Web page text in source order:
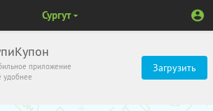
приложение
удобнее
Загрузить
Сургут